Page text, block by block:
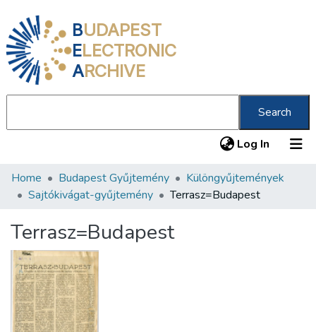
BUDAPEST
ELECTRONIC
ARCHIVE
Search
Log In (current)
Communities & Collections
Statistics
About us
Home Budapest Gyűjtemény
Különgyűjtemények
Sajtókivágat-gyűjtemény
Terrasz=Budapest
Terrasz=Budapest